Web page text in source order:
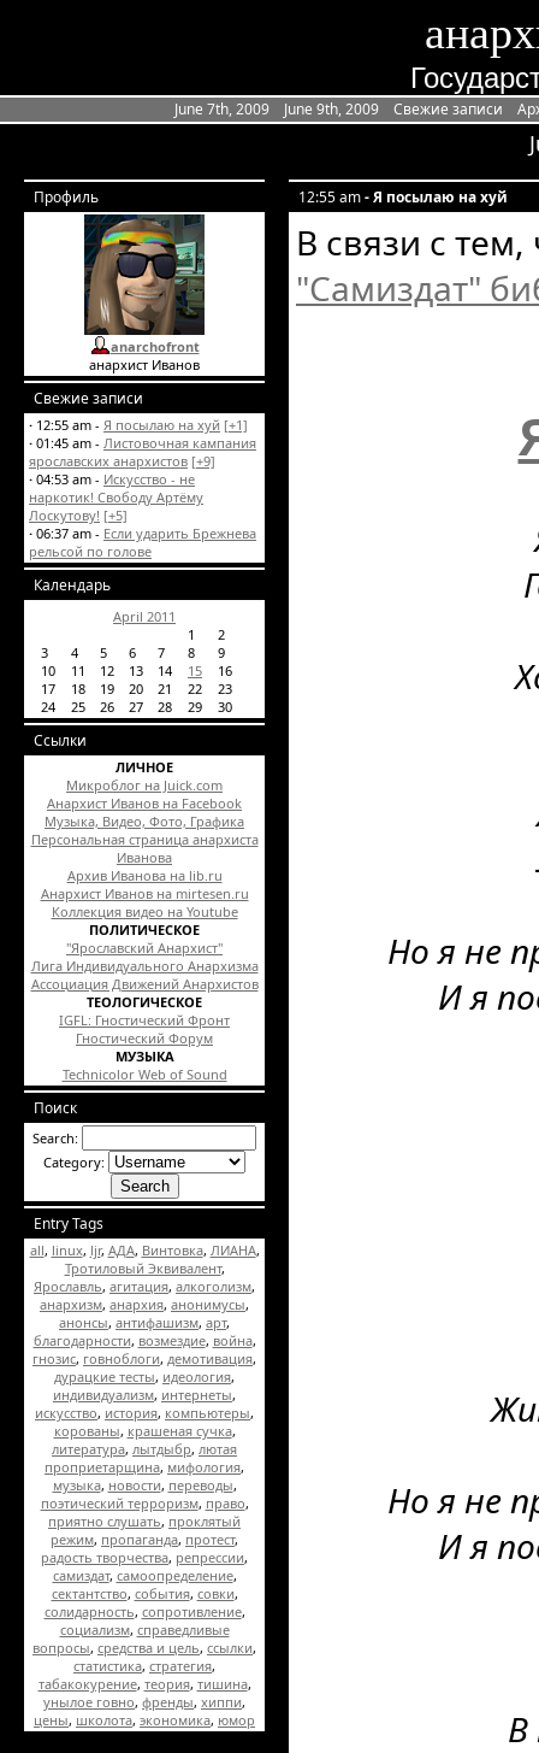
June 7th, 2009 June 9th, 2009 Свежие записи
Профиль
anarchofront
анархист Иванов
Свежие записи
· 12:55 am - Я посылаю на хуй [+1]
· 01:45 am - Листовочная кампания
ярославских анархистов [+9]
· 04:53 am - Искусство - не
наркотик! Свободу Артёму
Лоскутову! [+5]
· 06:37 am - Если ударить Брежнева
рельсой по голове
Календарь
April 2011
1
2
3
4 5 6 7 8
9
10
11 12 13 14 15
16
17
18 19 20 21 22
23
24
25 26 27 28 29 30
Ссылки
ЛИЧНОЕ
Микроблог на Juick.com
Анархист Иванов на Facebook
Музыка, Видео, Фото, Графика
Персональная страница анархиста
Иванова
Архив Иванова на lib.ru
Анархист Иванов на mirtesen.ru
Коллекция видео на Youtube
ПОЛИТИЧЕСКОЕ
"Ярославский Анархист"
Лига Индивидуального Анархизма
Ассоциация Движений Анархистов
ТЕОЛОГИЧЕСКОЕ
IGFL: Гностический Фронт
Гностический Форум
МУЗЫКА
Technicolor Web of Sound
Поиск
Search:
Category:
Entry Tags
all, linux, ljr, АДА, Винтовка, ЛИАНА,
Тротиловый Эквивалент,
Ярославль, агитация, алкоголизм,
анархизм, анархия, анонимусы,
анонсы, антифашизм, арт,
благодарности, возмездие, война,
гнозис, говноблоги, демотивация,
дурацкие тесты, идеология,
индивидуализм, интернеты,
искусство, история, компьютеры,
корованы, крашеная сучка,
литература, лытдыбр, лютая
проприетарщина, мифология,
музыка, новости, переводы,
поэтический терроризм, право,
приятно слушать, проклятый
режим, пропаганда, протест,
радость творчества, репрессии,
самиздат, самоопределение,
сектантство, события, совки,
солидарность, сопротивление,
социализм, справедливые
вопросы, средства и цель, ссылки,
статистика, стратегия,
табакокурение, теория, тишина,
унылое говно, френды, хиппи,
цены, школота, экономика, юмор
12:55 am- Я посылаю на хуй
В связи с
"Самиздат"
Но я не
И я
Но я не
И я
В